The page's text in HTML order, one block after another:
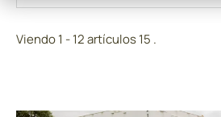
Viendo 1 - 12 artículos 15 .